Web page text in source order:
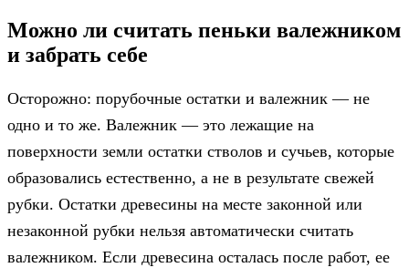
Можно ли считать пеньки валежником
и забрать себе
Осторожно: порубочные остатки и валежник — не
одно и то же. Валежник — это лежащие на
поверхности земли остатки стволов и сучьев, которые
образовались естественно, а не в результате свежей
рубки. Остатки древесины на месте законной или
незаконной рубки нельзя автоматически считать
валежником. Если древесина осталась после работ, ее